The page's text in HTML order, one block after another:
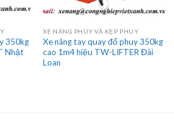
350kg
Nhật
XE NÂNG PHUY VÀ KẸP PHUY
Xe nâng tay quay đổ phuy 350kg
cao 1m4 hiệu TW-LIFTER Đài
Loan